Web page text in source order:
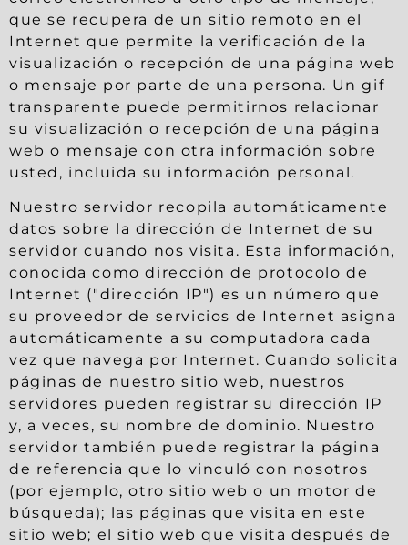
que se recupera de un sitio remoto en el
Internet que permite la verificación de la
visualización o recepción de una página web
o mensaje por parte de una persona. Un gif
transparente puede permitirnos relacionar
su visualización o recepción de una página
web o mensaje con otra información sobre
usted, incluida su información personal.
Nuestro servidor recopila automáticamente
datos sobre la dirección de Internet de su
servidor cuando nos visita. Esta información,
conocida como dirección de protocolo de
Internet ("dirección IP") es un número que
su proveedor de servicios de Internet asigna
automáticamente a su computadora cada
vez que navega por Internet. Cuando solicita
páginas de nuestro sitio web, nuestros
servidores pueden registrar su dirección IP
y, a veces, su nombre de dominio. Nuestro
servidor también puede registrar la página
de referencia que lo vinculó con nosotros
(por ejemplo, otro sitio web o un motor de
búsqueda); las páginas que visita en este
sitio web; el sitio web que visita después de